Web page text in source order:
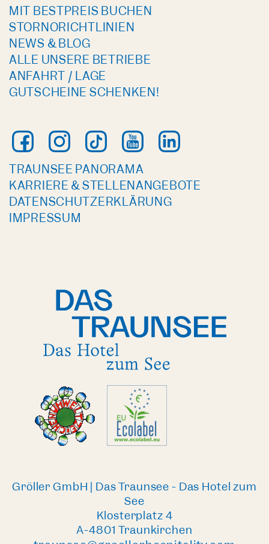
MIT BESTPREIS BUCHEN
STORNORICHTLINIEN
NEWS & BLOG
ALLE UNSERE BETRIEBE
ANFAHRT / LAGE
GUTSCHEINE SCHENKEN!
TRAUNSEE PANORAMA
KARRIERE & STELLENANGEBOTE
DATENSCHUTZERKLÄRUNG
IMPRESSUM
Gröller GmbH | Das Traunsee - Das Hotel zum
See
Klosterplatz 4
A-4801 Traunkirchen